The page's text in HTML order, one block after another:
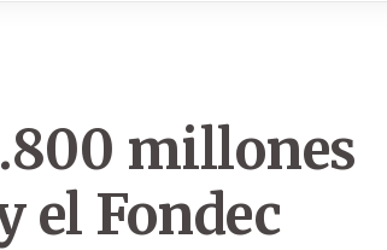
millones
el Fondec